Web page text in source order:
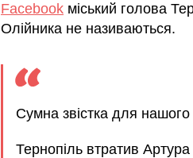
Facebook міський голова
Олійника не називаються.
Сумна звістка для нашого
Тернопіль втратив